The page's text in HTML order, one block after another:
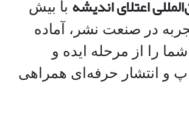
اعتلای اندیشه با بیش
در صنعت نشر، آماده
شما را از مرحله ایده و
و انتشار حرفه‌ای همراهی